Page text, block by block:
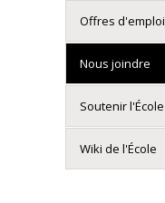
Offres d'emploi
Nous joindre
Soutenir l'École
Wiki de l'École